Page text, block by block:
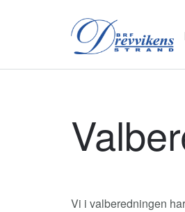
Vi i valberedningen